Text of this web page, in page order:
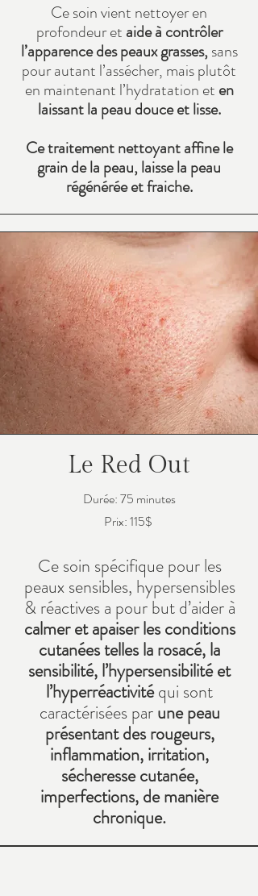
Ce soin vient nettoyer en
profondeur et aide à contrôler
l’apparence des peaux grasses,sans
pour autant l’assécher, mais plutôt
en maintenant l’hydratation et en
laissant la peau douce et lisse.
Ce traitement nettoyant affine le
grain de la peau, laisse la peau
régénérée et fraiche.
Le Red Out
Durée: 75 minutes
Prix: 115$
Ce soin spécifique pour les
peaux sensibles, hypersensibles
& réactives a pour but d’aider à
calmer et apaiser les conditions
cutanées telles la rosacé, la
sensibilité, l’hypersensibilité et
l’hyperréactivitéqui sont
caractérisées parune peau
présentant des rougeurs,
inflammation, irritation,
sécheresse cutanée,
imperfections, de manière
chronique.